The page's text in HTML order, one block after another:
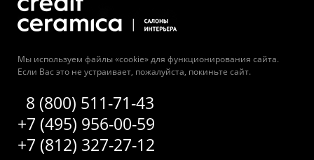
Мы используем файлы «cookie» для функционирования сайта.
Если Вас это не устраивает, пожалуйста, покиньте сайт.
8 (800) 511-71-43
+7 (495) 956-00-59
+7 (812) 327-27-12